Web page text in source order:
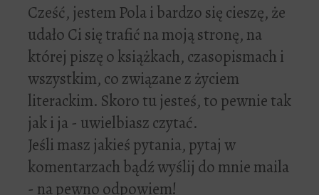
Cześć, jestem Pola i bardzo się cieszę, że
udało Ci się trafić na moją stronę, na
której piszę o książkach, czasopismach i
wszystkim, co związane z życiem
literackim. Skoro tu jesteś, to pewnie tak
jak i ja - uwielbiasz czytać.
Jeśli masz jakieś pytania, pytaj w
komentarzach bądź wyślij do mnie maila
- na pewno odpowiem!